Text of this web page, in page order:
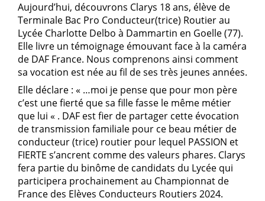
Aujourd’hui, découvrons Clarys 18 ans, élève de
Terminale Bac Pro Conducteur(trice) Routier au
Lycée Charlotte Delbo à Dammartin en Goelle (77).
Elle livre un témoignage émouvant face à la caméra
de DAF France. Nous comprenons ainsi comment
sa vocation est née au fil de ses très jeunes années.
Elle déclare : « …moi je pense que pour mon père
c’est une fierté que sa fille fasse le même métier
que lui « . DAF est fier de partager cette évocation
de transmission familiale pour ce beau métier de
conducteur (trice) routier pour lequel PASSION et
FIERTE s’ancrent comme des valeurs phares. Clarys
fera partie du binôme de candidats du Lycée qui
participera prochainement au Championnat de
France des Elèves Conducteurs Routiers 2024.